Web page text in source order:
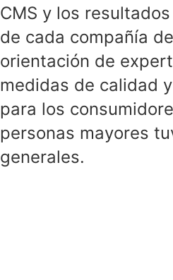
CMS y los
de cada compañía
orientación de
medidas de calidad
para los
personas mayores
generales.